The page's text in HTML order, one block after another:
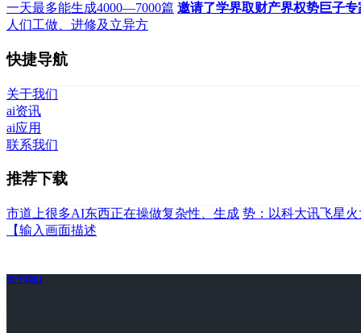
一天最多能生成4000—7000篇 邀请了学界取财产界权势巨子专
人们工做、进修及立异方
快捷导航
关于我们
ai资讯
ai应用
联系我们
推荐下载
市道上很多AI东西正在操做复杂性、生成 势：以科大讯飞星
【输入画面描述
关于我们